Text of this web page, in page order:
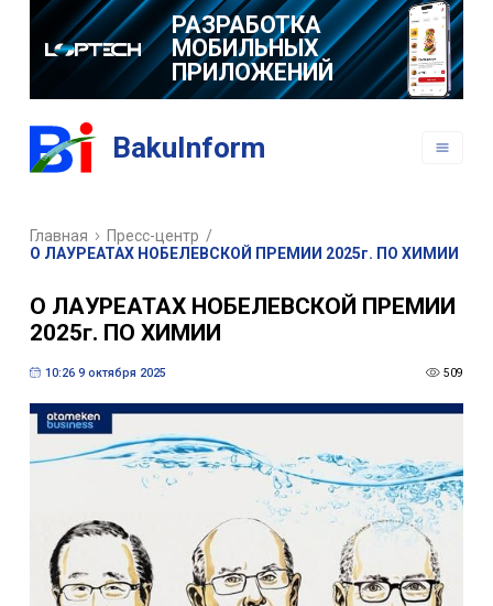
РАЗРАБОТКА
МОБИЛЬНЫХ
ПРИЛОЖЕНИЙ
BakuInform
Главная Пресс-центр /
О ЛАУРЕАТАХ НОБЕЛЕВСКОЙ ПРЕМИИ 2025г. ПО ХИМИИ
О ЛАУРЕАТАХ НОБЕЛЕВСКОЙ ПРЕМИИ
2025г. ПО ХИМИИ
10:26 9 октября 2025 509